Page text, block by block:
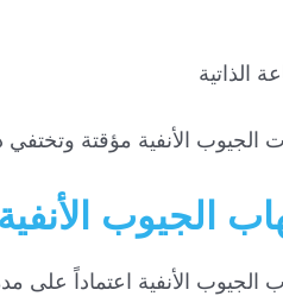
الذاتية
الجيوب الأنفية مؤقتة
الجيوب الأنفية
الجيوب الأنفية اعتماداً على